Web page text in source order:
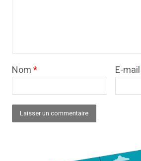
Nom* E-mail